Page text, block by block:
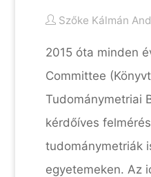
Szőke Kálmán
2015 óta minden
Committee
Tudománymetriai
kérdőíves
tudománymetriák
egyetemeken. Az